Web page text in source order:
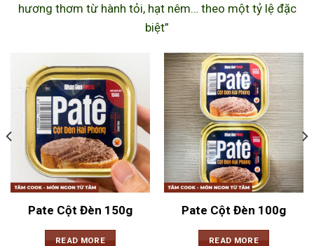
hương thơm từ hành tỏi, hạt nêm… theo một tỷ lệ đặc
biệt”
Pate Cột Đèn 150g
READ MORE
Pate Cột Đèn 100g
READ MORE